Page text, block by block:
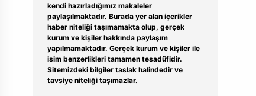
kendi hazırladığımız makaleler
paylaşılmaktadır. Burada yer alan içerikler
haber niteliği taşımamakta olup, gerçek
kurum ve kişiler hakkında paylaşım
yapılmamaktadır. Gerçek kurum ve kişiler ile
isim benzerlikleri tamamen tesadüfidir.
Sitemizdeki bilgiler taslak halindedir ve
tavsiye niteliği taşımazlar.